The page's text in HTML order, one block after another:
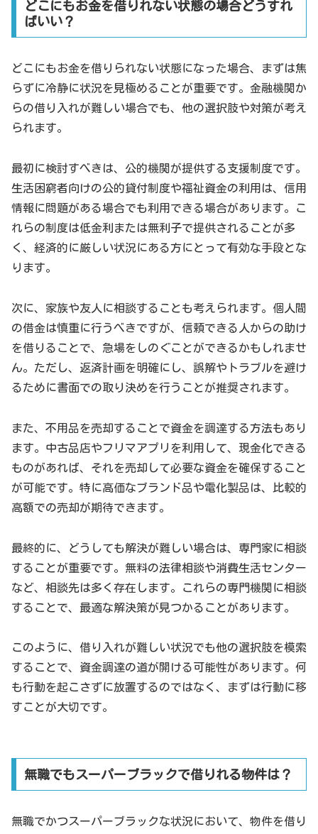
どこにもお金を借りれない状態の場合どうすれ
ばいい？
どこにもお金を借りられない状態になった場合、まずは焦
らずに冷静に状況を見極めることが重要です。金融機関か
らの借り入れが難しい場合でも、他の選択肢や対策が考え
られます。
最初に検討すべきは、公的機関が提供する支援制度です。
生活困窮者向けの公的貸付制度や福祉資金の利用は、信用
情報に問題がある場合でも利用できる場合があります。こ
れらの制度は低金利または無利子で提供されることが多
く、経済的に厳しい状況にある方にとって有効な手段とな
ります。
次に、家族や友人に相談することも考えられます。個人間
の借金は慎重に行うべきですが、信頼できる人からの助け
を借りることで、急場をしのぐことができるかもしれませ
ん。ただし、返済計画を明確にし、誤解やトラブルを避け
るために書面での取り決めを行うことが推奨されます。
また、不用品を売却することで資金を調達する方法もあり
ます。中古品店やフリマアプリを利用して、現金化できる
ものがあれば、それを売却して必要な資金を確保すること
が可能です。特に高価なブランド品や電化製品は、比較的
高額での売却が期待できます。
最終的に、どうしても解決が難しい場合は、専門家に相談
することが重要です。無料の法律相談や消費生活センター
など、相談先は多く存在します。これらの専門機関に相談
することで、最適な解決策が見つかることがあります。
このように、借り入れが難しい状況でも他の選択肢を模索
することで、資金調達の道が開ける可能性があります。何
も行動を起こさずに放置するのではなく、まずは行動に移
すことが大切です。
無職でもスーパーブラックで借りれる物件は？
無職でかつスーパーブラックな状況において、物件を借り